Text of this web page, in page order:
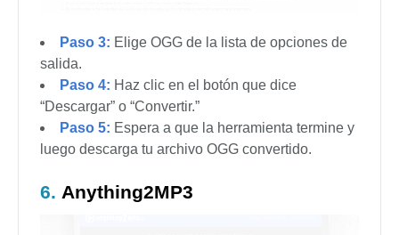
Paso 3: Elige OGG de la lista de opciones de
salida.
Paso 4: Haz clic en el botón que dice
“Descargar” o “Convertir.”
Paso 5: Espera a que la herramienta termine y
luego descarga tu archivo OGG convertido.
6. Anything2MP3